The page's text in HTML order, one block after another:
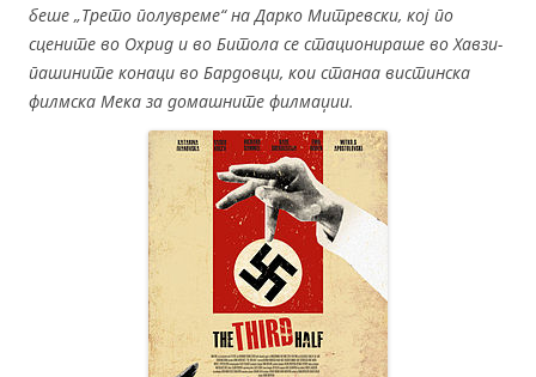
беше „Трето полувреме“ на Дарко Митревски, кој по
сцените во Охрид и во Битола се стационираше во Хавзи-
пашините конаци во Бардовци, кои станаа вистинска
филмска Мека за домашните филмаџии.